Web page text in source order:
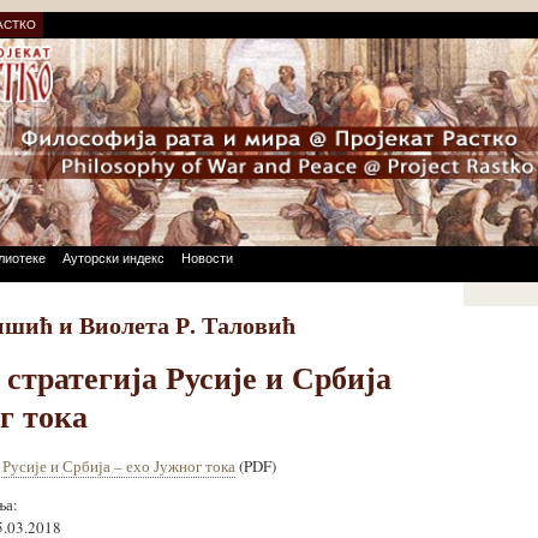
Ауторски индекс Новости
и Виолета Р. Таловић
Русије и Србија
тока
Русије и Србија – ехо Јужног тока(PDF)